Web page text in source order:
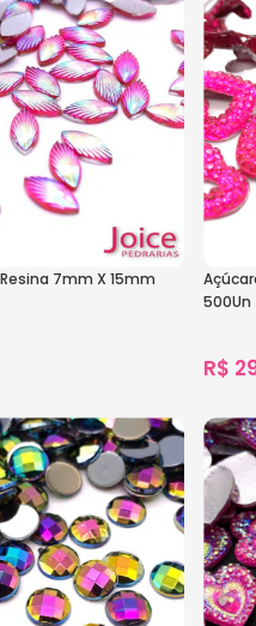
7mm X 15mm
500Un
R$
Ver